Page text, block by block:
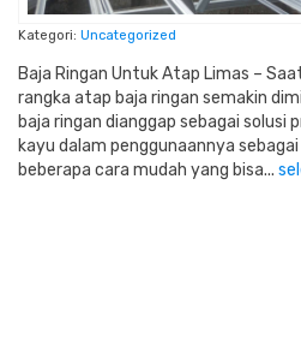
Kategori: Uncategorized
Baja Ringan Untuk Atap Limas –
rangka atap baja ringan semakin
baja ringan dianggap sebagai
kayu dalam penggunaannya
beberapa cara mudah yang bisa...